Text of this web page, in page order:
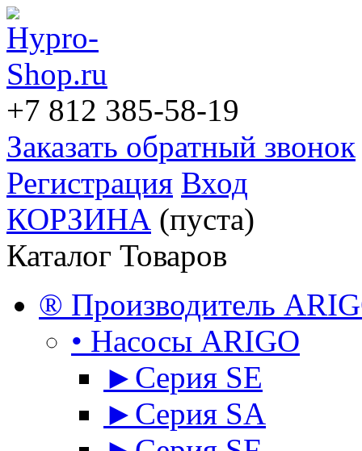
+7 812 385-58-19
Заказать обратный звонок
Регистрация Вход
КОРЗИНА (пуста)
Каталог Товаров
® Производитель
• Насосы ARIGO
►Серия SE
►Серия SА